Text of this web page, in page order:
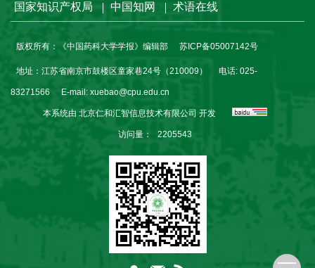
国家知识产权局
中国知网 术语在线
版权所有：《中国药科大学学报》编辑部 苏ICP备05007142号
地址：江苏省南京市鼓楼区童家巷24号（210009） 电话: 025-
83271566 E-mail: xuebao@cpu.edu.cn
本系统由 北京仁和汇智信息技术有限公司 开发
访问量： 2205543